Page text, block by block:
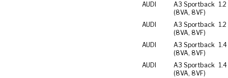
AUDI
A3 Sportback
(8VA, 8VF)
AUDI
A3 Sportback
(8VA, 8VF)
AUDI
A3 Sportback
(8VA, 8VF)
AUDI
A3 Sportback
(8VA, 8VF)